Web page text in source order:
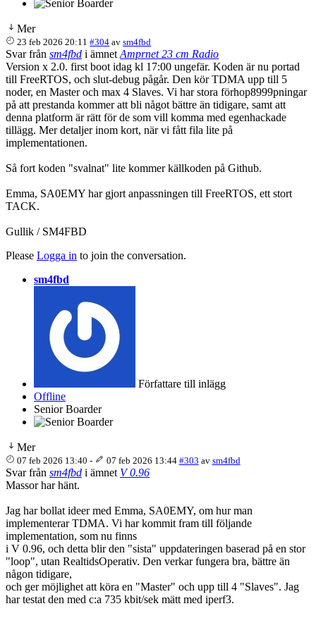
Mer
23 feb 2026 20:11 #304 avsm4fbd
Svar från sm4fbd i ämnet Amprnet 23 cm Radio
Version x 2.0. first boot idag kl 17:00 ungefär. Koden är nu portad
till FreeRTOS, och slut-debug pågår. Den kör TDMA upp till 5
noder, en Master och max 4 Slaves. Vi har stora förhop8999pningar
på att prestanda kommer att bli något bättre än tidigare, samt att
denna platform är rätt för de som vill komma med egenhackade
tillägg. Mer detaljer inom kort, när vi fått fila lite på
implementationen.
Så fort koden "svalnat" lite kommer källkoden på Github.
Emma, SA0EMY har gjort anpassningen till FreeRTOS, ett stort
TACK.
Gullik / SM4FBD
Please Logga in to join the conversation.
sm4fbd
Författare till inlägg
Offline
Senior Boarder
Mer
07 feb 2026 13:40 - 07 feb 2026 13:44 #303 av sm4fbd
Svar från sm4fbd i ämnet V 0.96
Massor har hänt.
Jag har bollat ideer med Emma, SA0EMY, om hur man
implementerar TDMA. Vi har kommit fram till följande
implementation, som nu finns
i V 0.96, och detta blir den "sista" uppdateringen baserad på en stor
"loop", utan RealtidsOperativ. Den verkar fungera bra, bättre än
någon tidigare,
och ger möjlighet att köra en "Master" och upp till 4 "Slaves". Jag
har testat den med c:a 735 kbit/sek mätt med iperf3.